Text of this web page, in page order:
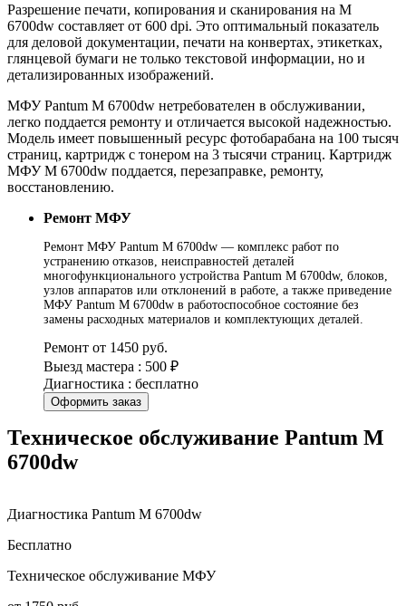
Разрешение печати, копирования и сканирования на M
6700dw составляет от 600 dpi. Это оптимальный показатель
для деловой документации, печати на конвертах, этикетках,
глянцевой бумаги не только текстовой информации, но и
детализированных изображений.
МФУ Pantum M 6700dw нетребователен в обслуживании,
легко поддается ремонту и отличается высокой надежностью.
Модель имеет повышенный ресурс фотобарабана на 100 тысяч
страниц, картридж с тонером на 3 тысячи страниц. Картридж
МФУ M 6700dw поддается, перезаправке, ремонту,
восстановлению.
Ремонт МФУ
Ремонт МФУ Pantum M 6700dw — комплекс работ по
устранению отказов, неисправностей деталей
многофункционального устройства Pantum M 6700dw, блоков,
узлов аппаратов или отклонений в работе, а также приведение
МФУ Pantum M 6700dw в работоспособное состояние без
замены расходных материалов и комплектующих деталей.
Ремонт от 1450 руб.
Выезд мастера : 500 ₽
Диагностика : бесплатно
Оформить заказ
Техническое обслуживание Pantum M
6700dw
Диагностика Pantum M 6700dw
Бесплатно
Техническое обслуживание МФУ